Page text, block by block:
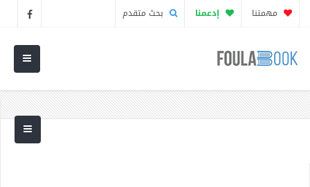
مهمتنا إدعمنا بحث متقدم